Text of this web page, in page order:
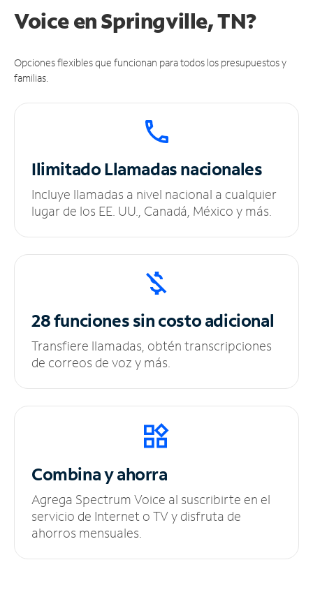
Voice en Springville, TN?
Opciones flexibles que funcionan para todos los presupuestos y
familias.
IlimitadoLlamadas nacionales
Incluye llamadas a nivel nacional a cualquier
lugar de los EE. UU., Canadá, México y más.
28 funciones sincosto adicional
Transfiere llamadas, obtén transcripciones
de correos de voz y más.
Combina y ahorra
Agrega Spectrum Voice al suscribirte en el
servicio de Internet o TV y disfruta de
ahorros mensuales.